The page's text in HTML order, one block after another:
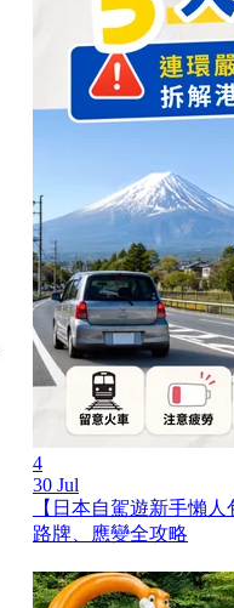
4
30 Jul
【日本自駕遊新手懶人
路牌、應變全攻略